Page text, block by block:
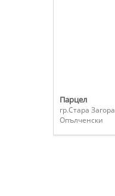
Парцел
гр.Стара Загора
Опълченски